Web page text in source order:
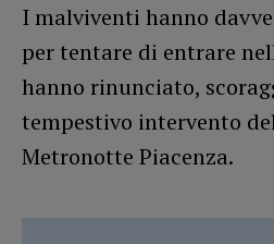
I malviventi hanno
per tentare di entrare
hanno rinunciato,
tempestivo intervento
Metronotte Piacenza.